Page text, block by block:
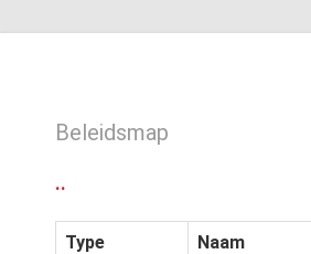
Beleidsmap
..
Type Naam